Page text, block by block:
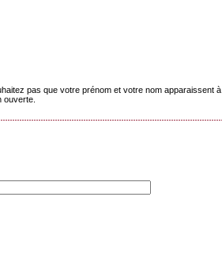
pas que votre prénom et votre nom apparaissent à
ouverte.